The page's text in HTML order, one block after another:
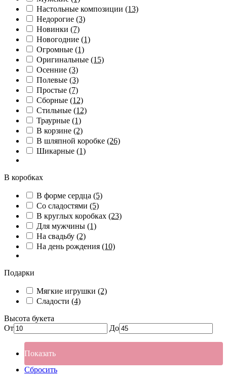
Настольные композиции (13)
Недорогие (3)
Новинки (7)
Новогодние (1)
Огромные (1)
Оригинальные (15)
Осенние (3)
Полевые (3)
Простые (7)
Сборные (12)
Стильные (12)
Траурные (1)
В корзине (2)
В шляпной коробке (26)
Шикарные (1)
В коробках
В форме сердца (5)
Со сладостями (5)
В круглых коробках (23)
Для мужчины (1)
На свадьбу (2)
На день рождения (10)
Подарки
Мягкие игрушки (2)
Сладости (4)
Высота букета
От
До
Показать
Сбросить